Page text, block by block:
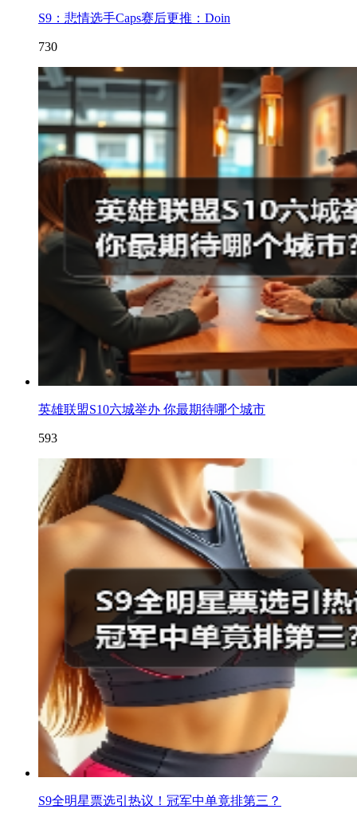
S9：悲情选手Caps赛后更推：Doin
730
英雄联盟S10六城举办 你最期待哪个城市
593
S9全明星票选引热议！冠军中单竟排第三？